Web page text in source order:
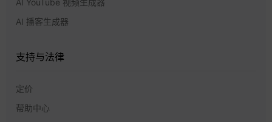
AI YouTube 视频生成器
AI 播客生成器
支持与法律
定价
帮助中心